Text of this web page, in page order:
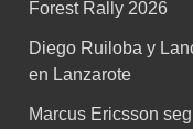
Forest Rally 2026
Diego Ruiloba y
en Lanzarote
Marcus Ericsson